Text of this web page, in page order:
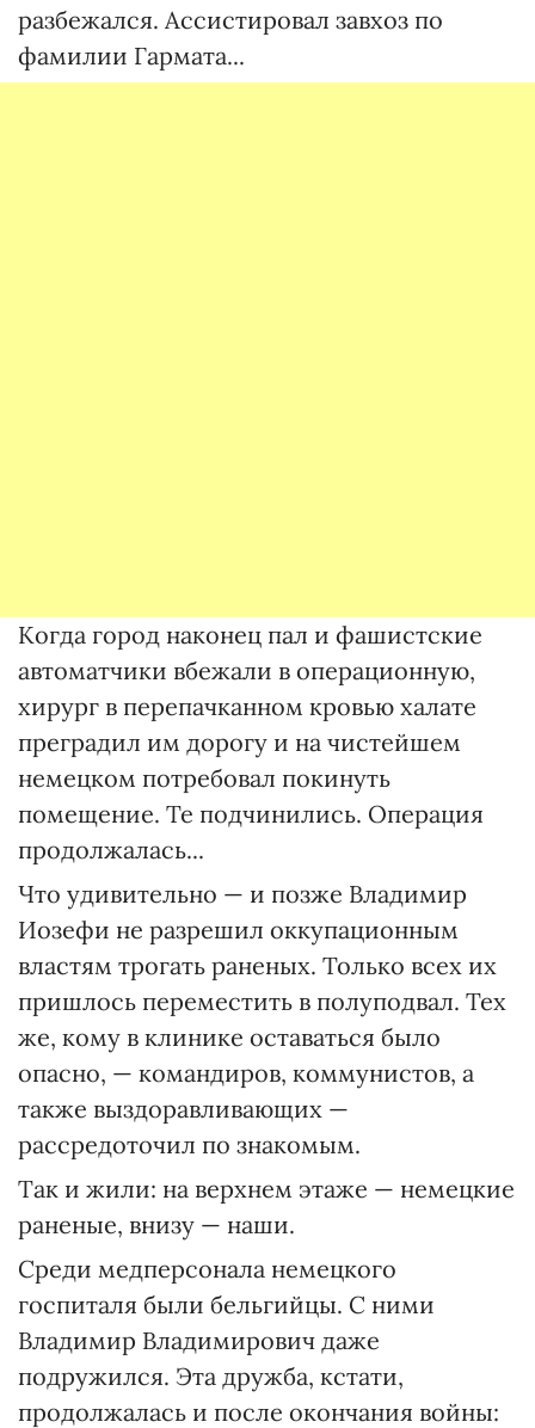
разбежался. Ассистировал завхоз по
фамилии Гармата...
Когда город наконец пал и фашистcкие
автоматчики вбежали в операционную,
хирург в перепачканном кровью халате
преградил им дорогу и на чистейшем
немецком потребовал покинуть
помещение. Те подчинилиcь. Операция
продолжалась...
Что удивительно — и позже Владимир
Иозефи не разрешил оккупационным
властям трогать раненых. Только всех их
пришлось переместить в полуподвал. Тех
же, кому в клинике оставаться было
опасно, — командиров, коммунистов, а
также выздоравливающих —
рассредоточил по знакомым.
Так и жили: на верхнем этаже — немецкие
раненые, внизу — наши.
Среди медперсонала немецкого
госпиталя были бельгийцы. С ними
Владимир Владимирович даже
подружился. Эта дружба, кстати,
продолжалась и после окончания войны: